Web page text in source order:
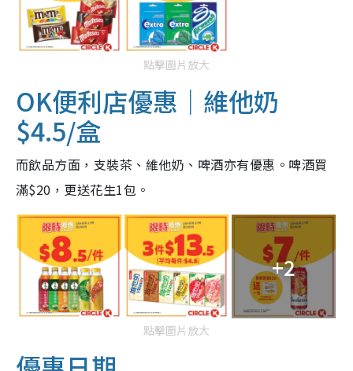
點擊圖片放大
OK便利店優惠 ｜維他奶
$4.5/盒
而飲品方面，支裝茶、維他奶、啤酒亦有優惠。啤酒買
滿$20，更送花生1包。
+2
點擊圖片放大